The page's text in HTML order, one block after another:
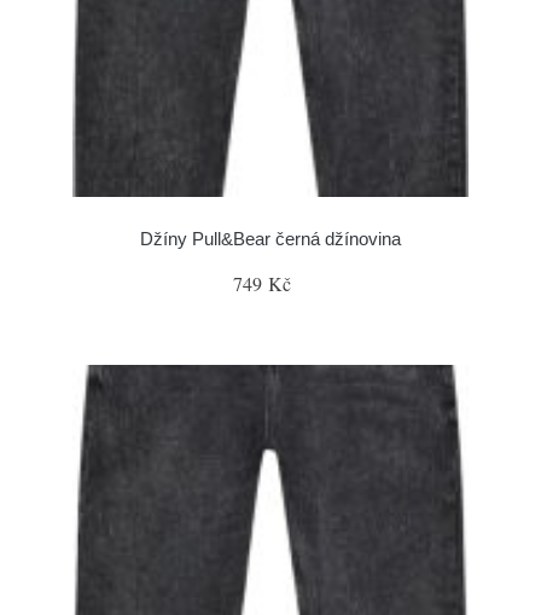
Džíny Pull&Bear černá džínovina
749 Kč